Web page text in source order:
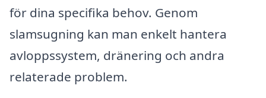
för dina specifika behov. Genom
slamsugning kan man enkelt hantera
avloppssystem, dränering och andra
relaterade problem.